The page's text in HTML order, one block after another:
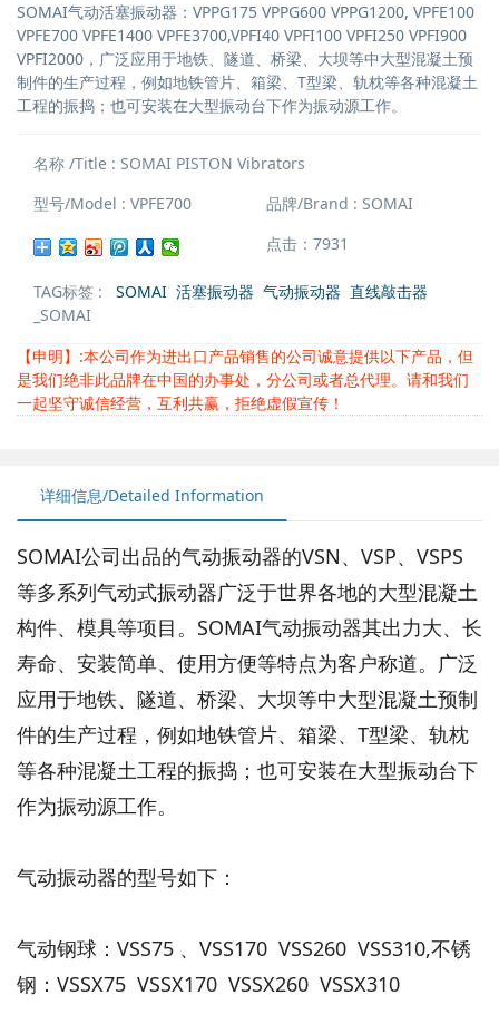
SOMAI气动活塞振动器：VPPG175 VPPG600 VPPG1200, VPFE100
VPFE700 VPFE1400 VPFE3700,VPFI40 VPFI100 VPFI250 VPFI900
VPFI2000，广泛应用于地铁、隧道、桥梁、大坝等中大型混凝土预
制件的生产过程，例如地铁管片、箱梁、T型梁、轨枕等各种混凝土
工程的振捣；也可安装在大型振动台下作为振动源工作。
名称 /Title : SOMAI PISTON Vibrators
型号/Model : VPFE700
品牌/Brand : SOMAI
点击：7931
TAG标签 : SOMAI 活塞振动器 气动振动器 直线敲击器
_SOMAI
【申明】:本公司作为进出口产品销售的公司诚意提供以下产品，但
是我们绝非此品牌在中国的办事处，分公司或者总代理。请和我们
一起坚守诚信经营，互利共赢，拒绝虚假宣传！
详细信息/Detailed Information
SOMAI公司出品的气动振动器的VSN、VSP、VSPS
等多系列气动式振动器广泛于世界各地的大型混凝土
构件、模具等项目。SOMAI气动振动器其出力大、长
寿命、安装简单、使用方便等特点为客户称道。广泛
应用于地铁、隧道、桥梁、大坝等中大型混凝土预制
件的生产过程，例如地铁管片、箱梁、T型梁、轨枕
等各种混凝土工程的振捣；也可安装在大型振动台下
作为振动源工作。
气动振动器的型号如下：
气动钢球：VSS75 、VSS170 VSS260 VSS310,不锈
钢：VSSX75 VSSX170 VSSX260 VSSX310